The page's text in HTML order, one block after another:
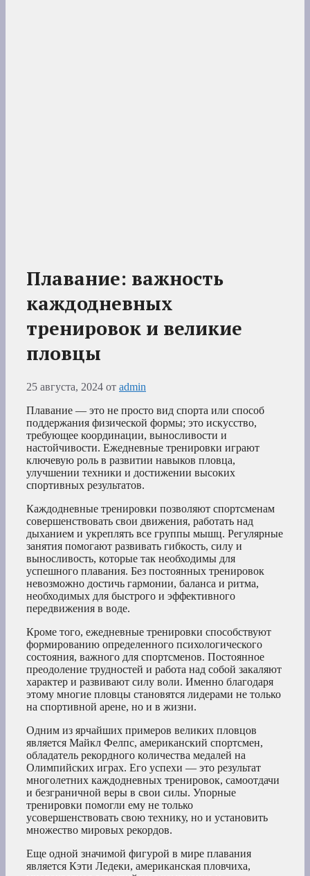
Плавание: важность
каждодневных
тренировок и великие
пловцы
25 августа, 2024 от admin
Плавание — это не просто вид спорта или способ
поддержания физической формы; это искусство,
требующее координации, выносливости и
настойчивости. Ежедневные тренировки играют
ключевую роль в развитии навыков пловца,
улучшении техники и достижении высоких
спортивных результатов.
Каждодневные тренировки позволяют спортсменам
совершенствовать свои движения, работать над
дыханием и укреплять все группы мышц. Регулярные
занятия помогают развивать гибкость, силу и
выносливость, которые так необходимы для
успешного плавания. Без постоянных тренировок
невозможно достичь гармонии, баланса и ритма,
необходимых для быстрого и эффективного
передвижения в воде.
Кроме того, ежедневные тренировки способствуют
формированию определенного психологического
состояния, важного для спортсменов. Постоянное
преодоление трудностей и работа над собой закаляют
характер и развивают силу воли. Именно благодаря
этому многие пловцы становятся лидерами не только
на спортивной арене, но и в жизни.
Одним из ярчайших примеров великих пловцов
является Майкл Фелпс, американский спортсмен,
обладатель рекордного количества медалей на
Олимпийских играх. Его успехи — это результат
многолетних каждодневных тренировок, самоотдачи
и безграничной веры в свои силы. Упорные
тренировки помогли ему не только
усовершенствовать свою технику, но и установить
множество мировых рекордов.
Еще одной значимой фигурой в мире плавания
является Кэти Ледеки, американская пловчиха,